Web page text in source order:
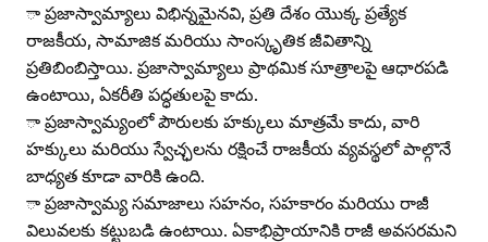
ా ప్రజాస్వామ్యాలు విభిన్నమైనవి, ప్రతి దేశం యొక్క ప్రత్యేక
రాజకీయ, సామాజిక మరియు సాంస్కృతిక జీవితాన్ని
ప్రతిబింబిస్తాయి. ప్రజాస్వామ్యాలు ప్రాథమిక సూత్రాలపై ఆధారపడి
ఉంటాయి, ఏకరీతి పద్ధతులపై కాదు.
ా ప్రజాస్వామ్యంలో పౌరులకు హక్కులు మాత్రమే కాదు, వారి
హక్కులు మరియు స్వేచ్ఛలను రక్షించే రాజకీయ వ్యవస్థలో పాల్గొనే
బాధ్యత కూడా వారికి ఉంది.
ా ప్రజాస్వామ్య సమాజాలు సహనం, సహకారం మరియు రాజీ
విలువలకు కట్టుబడి ఉంటాయి. ఏకాభిప్రాయానికి రాజీ అవసరమని